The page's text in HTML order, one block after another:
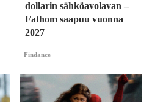
dollarin sähköavolavan –
Fathom saapuu vuonna
2027
Findance